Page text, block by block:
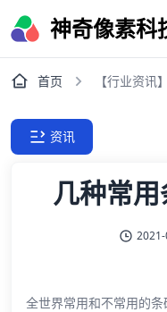
神奇像素科
首页 【行业资讯
资讯
几种常
全世界常用和不常用的条